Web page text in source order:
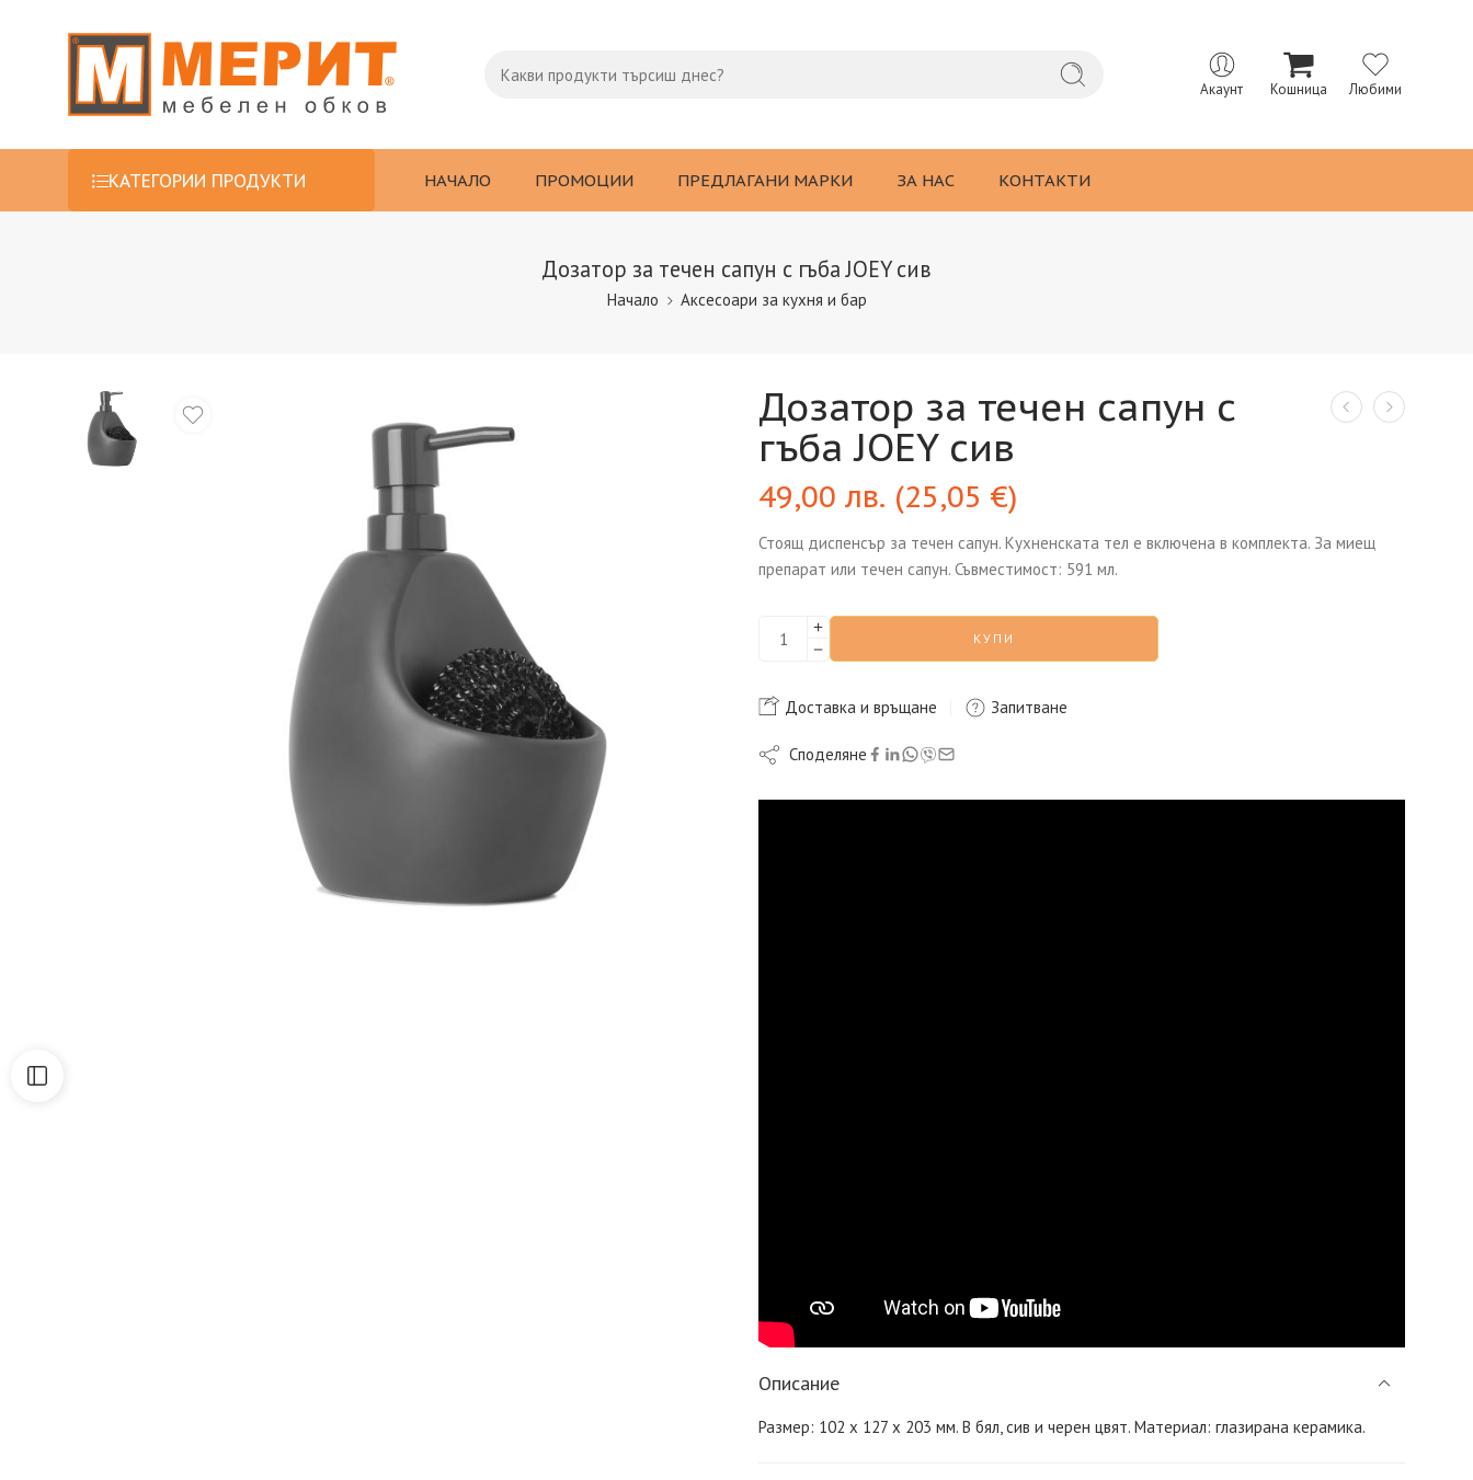
Акаунт Кошница Любими
КАТЕГОРИИ ПРОДУКТИ НАЧАЛО ПРОМОЦИИ ПРЕДЛАГАНИ МАРКИ ЗА НАС КОНТАКТИ
Дозатор за течен сапун с гъба JOEY сив
Начало Аксесоари за кухня и бар
Дозатор за течен сапун с
гъба JOEY сив
49,00 лв. (25,05 €)
Стоящ диспенсър за течен сапун. Кухненската тел е включена в комплекта. За миещ
препарат или течен сапун. Съвместимост: 591 мл.
КУПИ
Доставка и връщане Запитване
Споделяне
Описание
Размер: 102 х 127 х 203 мм. В бял, сив и черен цвят. Материал: глазирана керамика.